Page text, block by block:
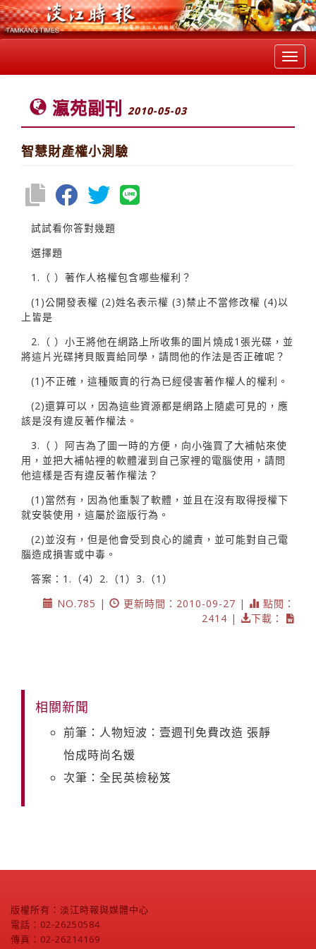
瀛苑副刊 2010-05-03
智慧財產權小測驗
試試看你答對幾題
選擇題
1.（ ）著作人格權包含哪些權利？
(1)公開發表權 (2)姓名表示權 (3)禁止不當修改權 (4)以
上皆是
2.（ ）小王將他在網路上所收集的圖片燒成1張光碟，並
將這片光碟拷貝販賣給同學，請問他的作法是否正確呢？
(1)不正確，這種販賣的行為已經侵害著作權人的權利。
(2)還算可以，因為這些資源都是網路上隨處可見的，應
該是沒有違反著作權法。
3.（ ）阿吉為了圖一時的方便，向小強買了大補帖來使
用，並把大補帖裡的軟體灌到自己家裡的電腦使用，請問
他這樣是否有違反著作權法？
(1)當然有，因為他重製了軟體，並且在沒有取得授權下
就安裝使用，這屬於盜版行為。
(2)並沒有，但是他會受到良心的譴責，並可能對自己電
腦造成損害或中毒。
答案：1.（4）2.（1）3.（1）
NO.785 |
更新時間：2010-09-27 |
點閱：
2414 |
下載：
相關新聞
前筆：人物短波：壹週刊免費改造 張靜
怡成時尚名媛
次筆：全民英檢秘笈
版權所有：淡江時報與媒體中心
電話：02-26250584
傳真：02-26214169